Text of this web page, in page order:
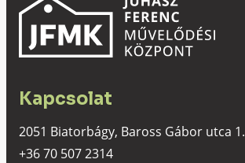
Kapcsolat
2051 Biatorbágy, Baross Gábor utca 1.
+36 70 507 2314